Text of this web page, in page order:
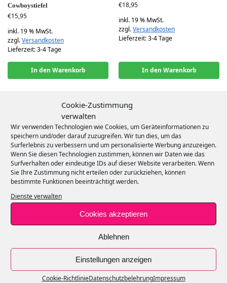
Cookie-Zustimmung
verwalten
Wir verwenden Technologien wie Cookies, um Geräteinformationen zu
speichern und/oder darauf zuzugreifen. Wir tun dies, um das
Surferlebnis zu verbessern und um personalisierte Werbung anzuzeigen.
Wenn Sie diesen Technologien zustimmen, können wir Daten wie das
Surfverhalten oder eindeutige IDs auf dieser Website verarbeiten. Wenn
Sie Ihre Zustimmung nicht erteilen oder zurückziehen, können
bestimmte Funktionen beeinträchtigt werden.
Dienste verwalten
Cookies akzeptieren
Ablehnen
Einstellungen anzeigen
Cookie-RichtlinieDatenschutzbelehrungImpressum
Cowboystiefel
€15,95
inkl. 19 % MwSt.
zzgl.Versandkosten
Lieferzeit:3-4 Tage
In den Warenkorb
€18,95
inkl. 19 % MwSt.
zzgl.Versandkosten
Lieferzeit:3-4 Tage
In den Warenkorb
CHRISTBAUMSCHMUCK,
Faultier im Kayak
Weihnachtsdeko
€24,95
inkl. 19 % MwSt.
zzgl.Versandkosten
Lieferzeit:3-4 Tage
In den Warenkorb
Fön
€17,95
inkl. 19 % MwSt.
zzgl.Versandkosten
Lieferzeit:3-4 Tage
In den Warenkorb
WEIHNACHTSDEKO
Giraffe Weihnachtsdeko
CHRISTBAUMSCHMUCK,
WEIHNACHTSDEKO
Gitarre Weihnachtsschmuck
€18,95